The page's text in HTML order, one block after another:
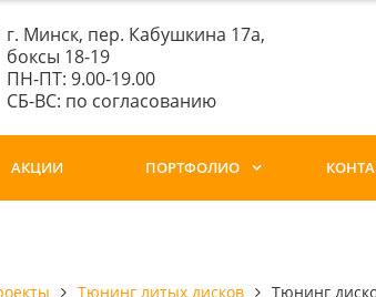
г. Минск, пер. Кабушкина 17а,
боксы 18-19
ПН-ПТ: 9.00-19.00
СБ-ВС: по согласованию
АКЦИИ ПОРТФОЛИО
Тюнинг литых дисков Тюнинг